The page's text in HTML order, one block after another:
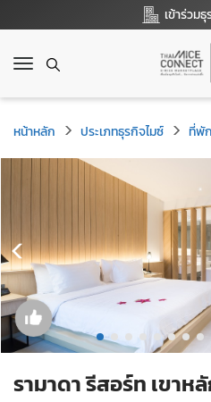
เข้าร่วม
T
g
g
l
e
g
a
t
o
n
หน้าหลัก ประเภทธุรกิจไมซ์ ที่พัก
รามาดา รีสอร์ท เขาห